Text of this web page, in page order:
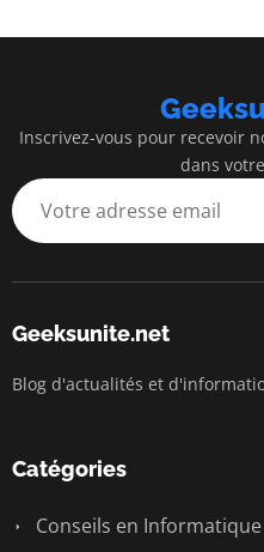
Inscrivez-vous pour recevoir
dans
Geeksunite.net
Blog d'actualités et
Catégories
Conseils en Informatique